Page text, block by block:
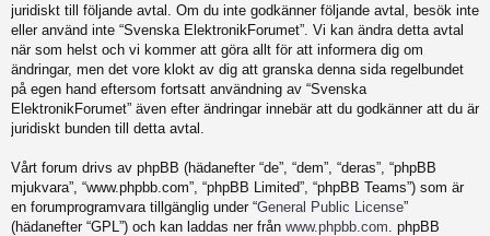
juridiskt till följande avtal. Om du inte godkänner följande avtal, besök inte
eller använd inte “Svenska ElektronikForumet”. Vi kan ändra detta avtal
när som helst och vi kommer att göra allt för att informera dig om
ändringar, men det vore klokt av dig att granska denna sida regelbundet
på egen hand eftersom fortsatt användning av “Svenska
ElektronikForumet” även efter ändringar innebär att du godkänner att du är
juridiskt bunden till detta avtal.
Vårt forum drivs av phpBB (hädanefter “de”, “dem”, “deras”, “phpBB
mjukvara”, “www.phpbb.com”, “phpBB Limited”, “phpBB Teams”) som är
en forumprogramvara tillgänglig under “General Public License”
(hädanefter “GPL”) och kan laddas ner från www.phpbb.com . phpBB